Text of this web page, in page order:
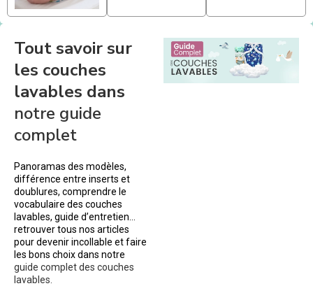
Tout savoir sur
les couches
lavables dans
notre guide
complet
Panoramas des modèles,
différence entre inserts et
doublures, comprendre le
vocabulaire des couches
lavables, guide d’entretien…
retrouver tous nos articles
pour devenir incollable et faire
les bons choix dans notre
guide complet des couches
lavables.